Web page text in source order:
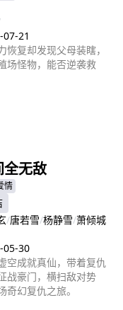
21
恢复却发现父母装瞎，
场怪物，能否逆袭救
全无敌
情
/唐若雪/杨静雪/萧倾城
05-30
空成就真仙，带着复仇
战豪门，横扫敌对势
奇幻复仇之旅。